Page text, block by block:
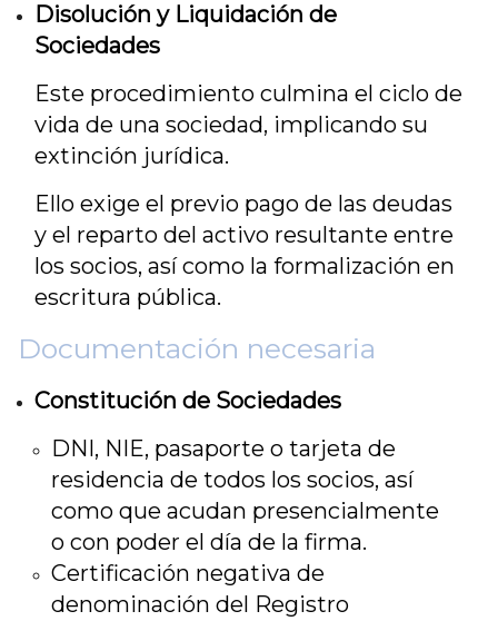
Disolución y Liquidación de
Sociedades
Este procedimiento culmina el ciclo de
vida de una sociedad, implicando su
extinción jurídica.
Ello exige el previo pago de las deudas
y el reparto del activo resultante entre
los socios, así como la formalización en
escritura pública.
Documentación necesaria
Constitución de Sociedades
DNI, NIE, pasaporte o tarjeta de
residencia de todos los socios, así
como que acudan presencialmente
o con poder el día de la firma.
Certificación negativa de
denominación del Registro